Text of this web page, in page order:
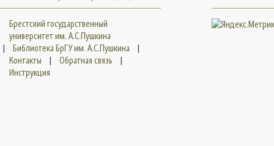
Брестский государственный
университет им. А.С.Пушкина
|
Библиотека БрГУ им. А.С.Пушкина
|
Контакты
| Обратная связь
|
Инструкция